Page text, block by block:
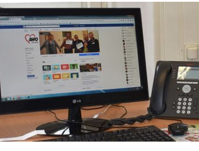
Datenschutzerklärung
Datenschutzerklärung
Google Datenschutzerklärung